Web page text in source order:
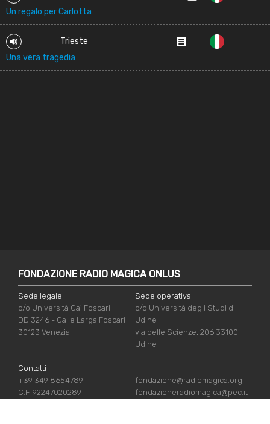
Un regalo per Carlotta
Trieste
Una vera tragedia
FONDAZIONE RADIO MAGICA ONLUS
Sede legale
c/o Università Ca' Foscari
DD 3246 - Calle Larga Foscari
30123 Venezia
Sede operativa
c/o Università degli Studi di
Udine
via delle Scienze, 206 33100
Udine
Contatti
+39 349 8654789
C.F. 92247020289
fondazione@radiomagica.org
fondazioneradiomagica@pec.it